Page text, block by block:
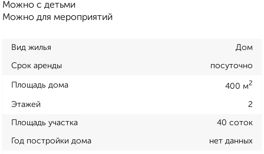
Можно с детьми
Можно для мероприятий
Вид жилья Дом
Срок аренды посуточно
Площадь дома 400 м2
Этажей 2
Площадь участка 40 соток
Год постройки дома нет данных